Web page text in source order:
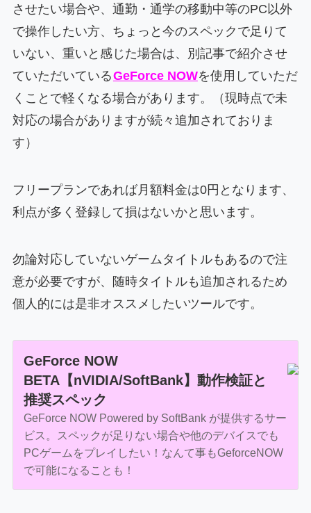
させたい場合や、通勤・通学の移動中等のPC以外
で操作したい方、ちょっと今のスペックで足りて
いない、重いと感じた場合は、別記事で紹介させ
ていただいているGeForce NOWを使用していただ
くことで軽くなる場合があります。（現時点で未
対応の場合がありますが続々追加されておりま
す）
フリープランであれば月額料金は0円となります、
利点が多く登録して損はないかと思います。
勿論対応していないゲームタイトルもあるので注
意が必要ですが、随時タイトルも追加されるため
個人的には是非オススメしたいツールです。
GeForce NOW
BETA【nVIDIA/SoftBank】動作検証と
推奨スペック
GeForce NOW Powered by SoftBank が提供するサー
ビス。スペックが足りない場合や他のデバイスでも
PCゲームをプレイしたい！なんて事もGeforceNOW
で可能になることも！